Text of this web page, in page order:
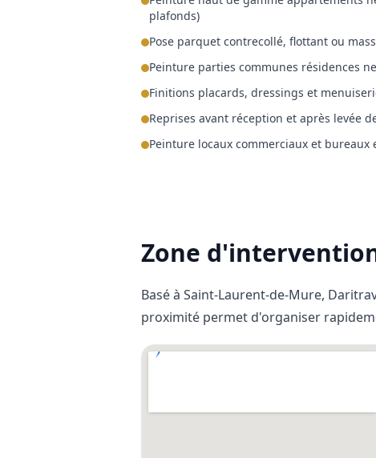
plafonds)
Pose parquet contrecollé, flottant ou
Peinture parties communes résidences
Finitions placards, dressings et
Reprises avant réception et après levée
Peinture locaux commerciaux et
Zone
Basé à Saint-Laurent-de-Mure,
proximité permet d'organiser